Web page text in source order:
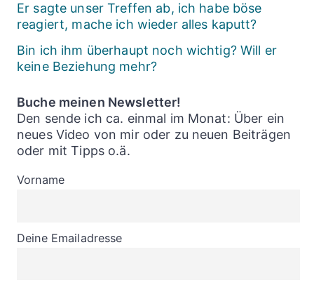
Er sagte unser Treffen ab, ich habe böse
reagiert, mache ich wieder alles kaputt?
Bin ich ihm überhaupt noch wichtig? Will er
keine Beziehung mehr?
Buche meinen Newsletter!
Den sende ich ca. einmal im Monat: Über ein
neues Video von mir oder zu neuen Beiträgen
oder mit Tipps o.ä.
Vorname
Deine Emailadresse